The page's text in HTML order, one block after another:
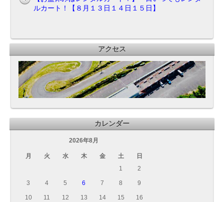
ルカート！【８月１３日１４日１５日】
アクセス
カレンダー
2026年8月
月 火 水 木 金 土
日
1
2
3 4 5 6 7 8 9
10 11 12 13 14 15 16